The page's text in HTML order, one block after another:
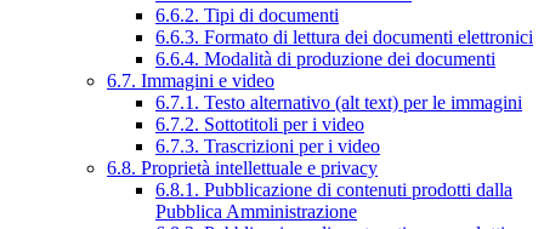
6.6.2. Tipi di documenti
6.6.3. Formato di lettura dei documenti elettronici
6.6.4. Modalità di produzione dei documenti
6.7. Immagini e video
6.7.1. Testo alternativo (alt text) per le immagini
6.7.2. Sottotitoli per i video
6.7.3. Trascrizioni per i video
6.8. Proprietà intellettuale e privacy
6.8.1. Pubblicazione di contenuti prodotti dalla
Pubblica Amministrazione